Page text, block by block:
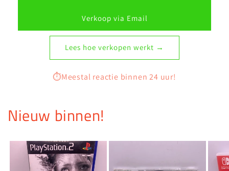
Verkoop via Email
Lees hoe verkopen werkt →
⏱️Meestal reactie binnen 24 uur!
Nieuw binnen!